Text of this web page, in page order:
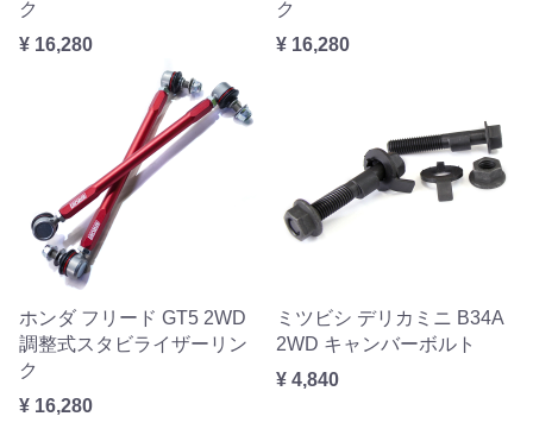
ク
¥ 16,280
ク
¥ 16,280
ホンダ フリード GT5 2WD
調整式スタビライザーリン
ク
¥ 16,280
ミツビシ デリカミニ B34A
2WD キャンバーボルト
¥ 4,840